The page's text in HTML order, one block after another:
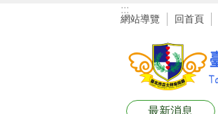
:::
網站導覽 回首頁
最新消息